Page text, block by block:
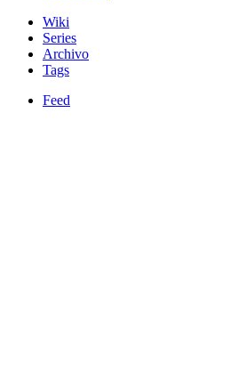
Wiki
Series
Archivo
Tags
Feed